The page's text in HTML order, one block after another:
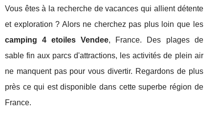
Vous êtes à la recherche de vacances qui allient détente
et exploration ? Alors ne cherchez pas plus loin que les
camping 4 etoiles Vendee, France. Des plages de
sable fin aux parcs d'attractions, les activités de plein air
ne manquent pas pour vous divertir. Regardons de plus
près ce qui est disponible dans cette superbe région de
France.